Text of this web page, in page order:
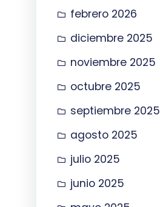
febrero 2026
diciembre 2025
noviembre 2025
octubre 2025
septiembre 2025
agosto 2025
julio 2025
junio 2025